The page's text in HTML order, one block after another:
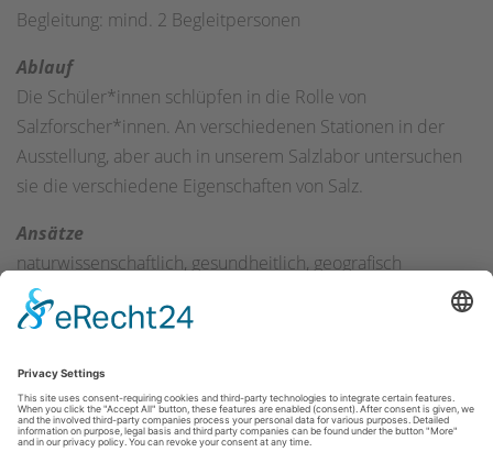
Begleitung: mind. 2 Begleitpersonen
Ablauf
Die Schüler*innen schlüpfen in die Rolle von
Salzforscher*innen. An verschiedenen Stationen in der
Ausstellung, aber auch in unserem Salzlabor untersuchen
sie die verschiedene Eigenschaften von Salz.
Ansätze
naturwissenschaftlich, gesundheitlich, geografisch